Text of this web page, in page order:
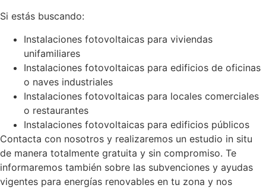
Si estás buscando:
Instalaciones fotovoltaicas para viviendas
unifamiliares
Instalaciones fotovoltaicas para edificios de oficinas
o naves industriales
Instalaciones fotovoltaicas para locales comerciales
o restaurantes
Instalaciones fotovoltaicas para edificios públicos
Contacta con nosotros y realizaremos un estudio in situ
de manera totalmente gratuita y sin compromiso. Te
informaremos también sobre las subvenciones y ayudas
vigentes para energías renovables en tu zona y nos